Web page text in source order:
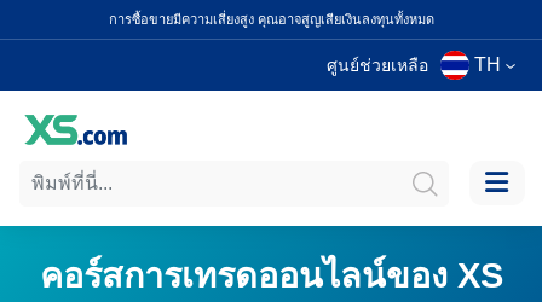
การซื้อขายมีความเสี่ยงสูง คุณอาจสูญเสียเงินลงทุนทั้งหมด
ศูนย์ช่วยเหลือ TH
คอร์สการเทรดออนไลน์ของ XS